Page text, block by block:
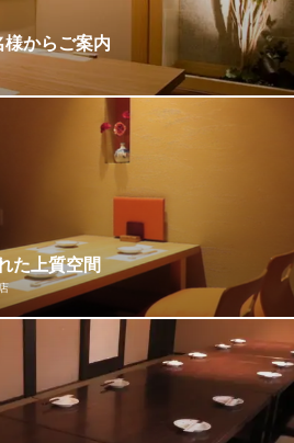
神南駅 徒歩5分
2F からご案内
個室は2名様より御人数に応じてご用
全12部屋。掘り炬燵、テーブルとお
春吉店
神南駅6番出口 徒歩4分
パノラマスクエア博多 B1
た上質空間
、お祝いのお食事会に。お顔を見合わ
りごたつ席の個室をご用意しておりま
ねなく。シンプルながら洗練された
とときをお過ごしください。